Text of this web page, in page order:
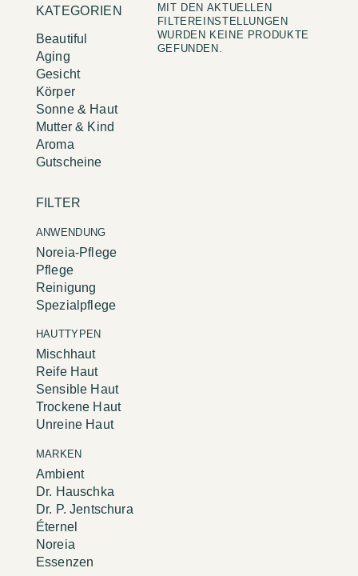
KATEGORIEN
Beautiful
Aging
Gesicht
Körper
Sonne & Haut
Mutter & Kind
Aroma
Gutscheine
FILTER
ANWENDUNG
Noreia-Pflege
Pflege
Reinigung
Spezialpflege
HAUTTYPEN
Mischhaut
Reife Haut
Sensible Haut
Trockene Haut
Unreine Haut
MARKEN
Ambient
Dr. Hauschka
Dr. P. Jentschura
Éternel
Noreia
Essenzen
MIT DEN AKTUELLEN
FILTEREINSTELLUNGEN
WURDEN KEINE PRODUKTE
GEFUNDEN.